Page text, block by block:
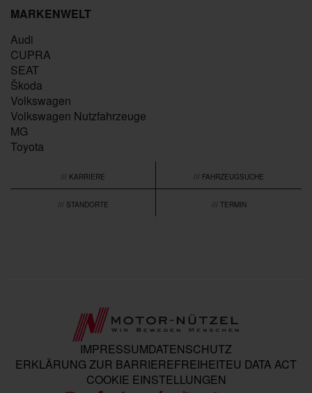
MARKENWELT
Audi
CUPRA
SEAT
Škoda
Volkswagen
Volkswagen Nutzfahrzeuge
MG
Toyota
/// KARRIERE /// FAHRZEUGSUCHE
/// STANDORTE /// TERMIN
IMPRESSUMDATENSCHUTZ
ERKLÄRUNG ZUR BARRIEREFREIHEITEU DATA ACT
COOKIE EINSTELLUNGEN